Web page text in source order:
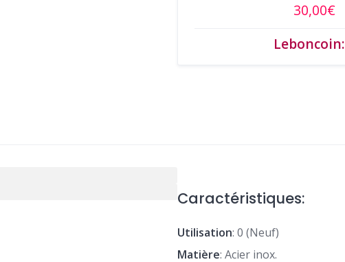
30,00€
Leboncoin:
Caractéristiques:
Utilisation: 0 (Neuf)
Matière: Acier inox.